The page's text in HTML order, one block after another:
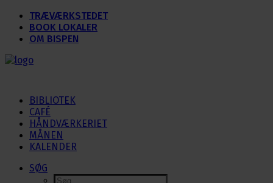
TRÆVÆRKSTEDET
BOOK LOKALER
OM BISPEN
BIBLIOTEK
CAFÉ
HÅNDVÆRKERIET
MÅNEN
KALENDER
SØG